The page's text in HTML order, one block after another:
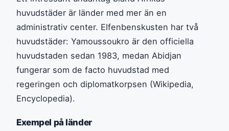
huvudstäder är länder med mer än en
administrativ center. Elfenbenskusten har två
huvudstäder: Yamoussoukro är den officiella
huvudstaden sedan 1983, medan Abidjan
fungerar som de facto huvudstad med
regeringen och diplomatkorpsen (Wikipedia,
Encyclopedia).
Exempel på länder